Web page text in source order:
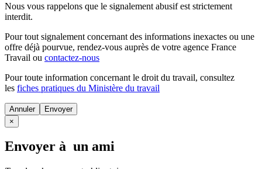
Nous vous rappelons que le signalement abusif est strictement
interdit.
Pour tout signalement concernant des informations inexactes ou une
offre déjà pourvue, rendez-vous auprès de votre agence France
Travail ou contactez-nous
Pour toute information concernant le droit du travail, consultez
les fiches pratiques du Ministère du travail
Annuler
×
Envoyer à un ami